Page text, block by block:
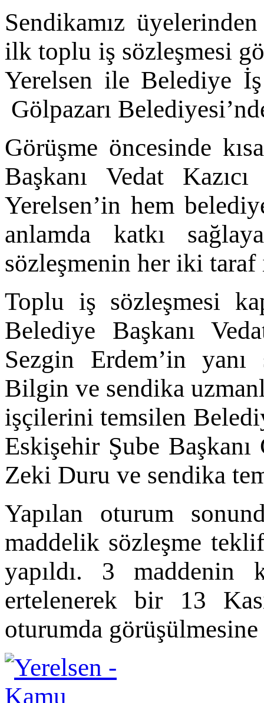
Sendikamız
ilk toplu iş sözleşmesi
Yerelsen ile Belediye
Gölpazarı
Görüşme öncesinde
Başkanı Vedat
Yerelsen’in hem
anlamda katkı
sözleşmenin her iki taraf
Toplu iş sözleşmesi
Belediye Başkanı
Sezgin Erdem’in yanı
Bilgin ve sendika
işçilerini temsilen
Eskişehir Şube Başkanı
Zeki Duru ve sendika
Yapılan oturum
maddelik sözleşme
yapıldı. 3 maddenin
ertelenerek bir 13
oturumda